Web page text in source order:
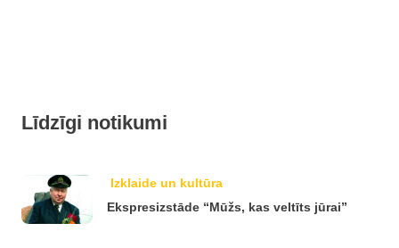
Līdzīgi notikumi
Izklaide un kultūra
Ekspresizstāde “Mūžs, kas veltīts jūrai”